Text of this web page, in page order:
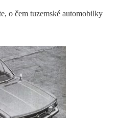
o čem tuzemské automobilky